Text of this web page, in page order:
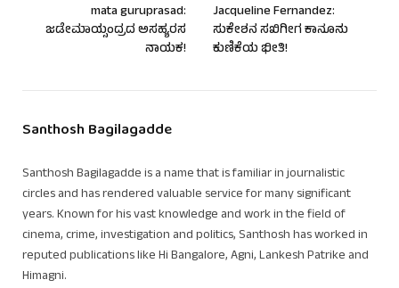
mata guruprasad:
ಜಡೇಮಾಯ್ಸಂದ್ರದ ಅಸಹ್ಯರಸ
ನಾಯಕ!
Jacqueline Fernandez:
ಸುಕೇಶನ ಸಖಿಗೀಗ ಕಾನೂನು
ಕುಣಿಕೆಯ ಭೀತಿ!
Santhosh Bagilagadde
Santhosh Bagilagadde is a name that is familiar in journalistic
circles and has rendered valuable service for many significant
years. Known for his vast knowledge and work in the field of
cinema, crime, investigation and politics, Santhosh has worked in
reputed publications like Hi Bangalore, Agni, Lankesh Patrike and
Himagni.